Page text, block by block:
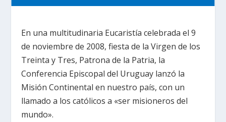
En una multitudinaria Eucaristía celebrada el 9
de noviembre de 2008, fiesta de la Virgen de los
Treinta y Tres, Patrona de la Patria, la
Conferencia Episcopal del Uruguay lanzó la
Misión Continental en nuestro país, con un
llamado a los católicos a «ser misioneros del
mundo».